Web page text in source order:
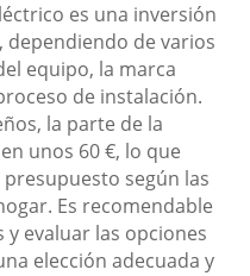
es una inversión
dependiendo de varios
equipo, la marca
de instalación.
la parte de la
unos 60 €, lo que
según las
Es recomendable
evaluar las opciones
elección adecuada y